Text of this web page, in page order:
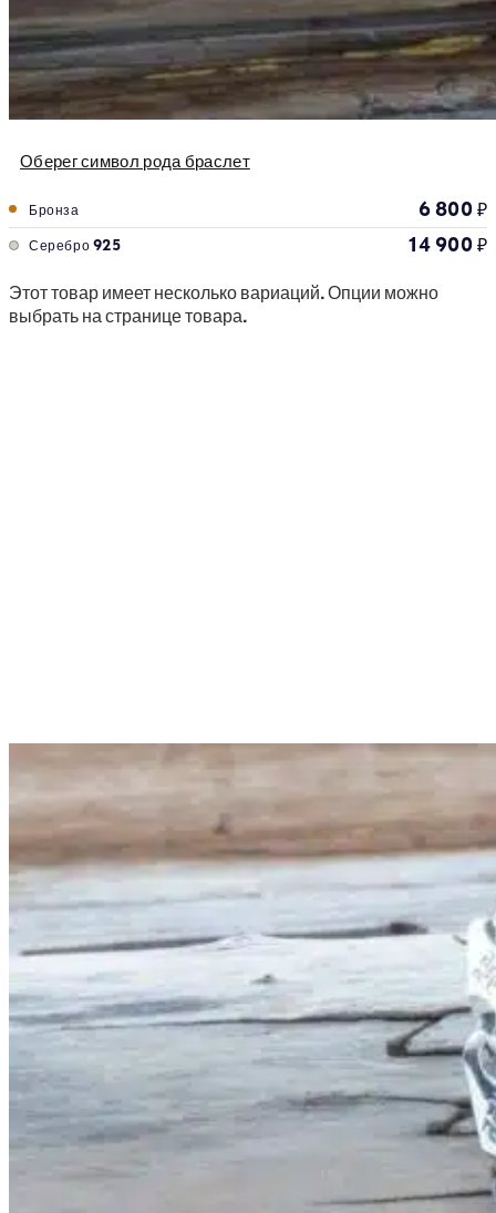
Оберег символ рода браслет
Бронза 6 800₽
Серебро 925 14 900₽
Этот товар имеет несколько вариаций. Опции можно
выбрать на странице товара.